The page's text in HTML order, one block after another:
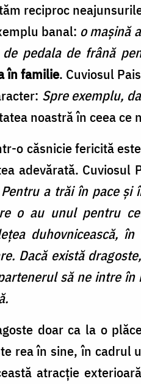
reciproc
banal: o mașină
pedala de frână
în familie. Cuviosul
Spre exemplu,
noastră în ceea ce
o căsnicie fericită
adevărată. Cuviosul
a trăi în pace
o au unul pentru
duhovnicească,
Dacă există
să ne intre
doar ca la o
rea în sine, în cadrul
atracție